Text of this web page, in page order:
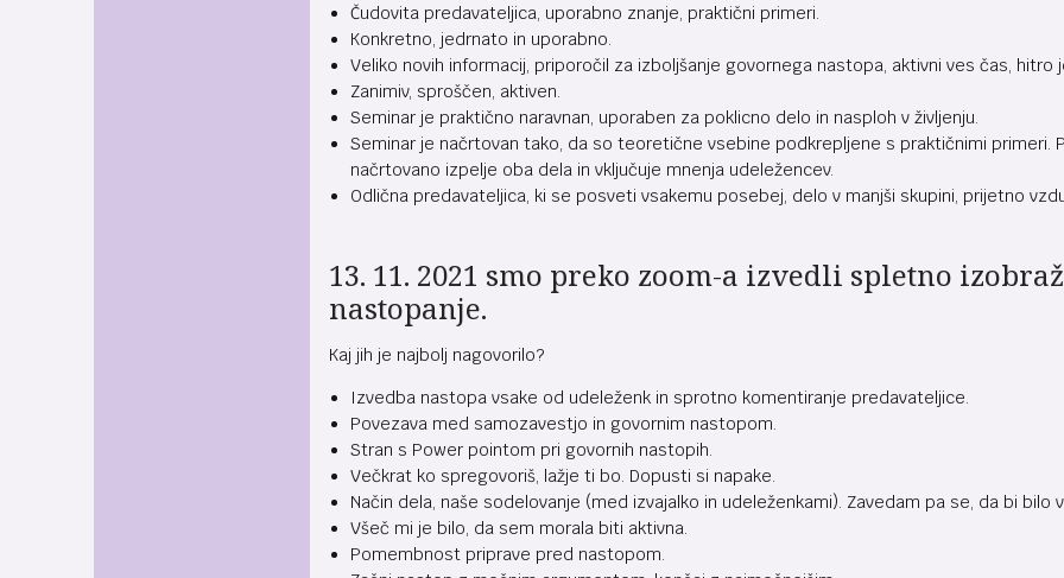
Čudovita predavateljica, uporabno znanje, praktični primeri.
Konkretno, jedrnato in uporabno.
Veliko novih informacij, priporočil za izboljšanje govornega nastopa, aktivni ves čas, hitro
Zanimiv, sproščen, aktiven.
Seminar je praktično naravnan, uporaben za poklicno delo in nasploh v življenju.
Seminar je načrtovan tako, da so teoretične vsebine podkrepljene s praktičnimi primeri.
načrtovano izpelje oba dela in vključuje mnenja udeležencev.
Odlična predavateljica, ki se posveti vsakemu posebej, delo v manjši skupini, prijetno
13. 11. 2021 smo preko zoom-a izvedli spletno
nastopanje.
Kaj jih je najbolj nagovorilo?
Izvedba nastopa vsake od udeleženk in sprotno komentiranje predavateljice.
Povezava med samozavestjo in govornim nastopom.
Stran s Power pointom pri govornih nastopih.
Večkrat ko spregovoriš, lažje ti bo. Dopusti si napake.
Način dela, naše sodelovanje (med izvajalko in udeleženkami). Zavedam pa se, da bi bilo
Všeč mi je bilo, da sem morala biti aktivna.
Pomembnost priprave pred nastopom.